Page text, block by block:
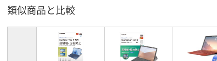
類似商品と比較